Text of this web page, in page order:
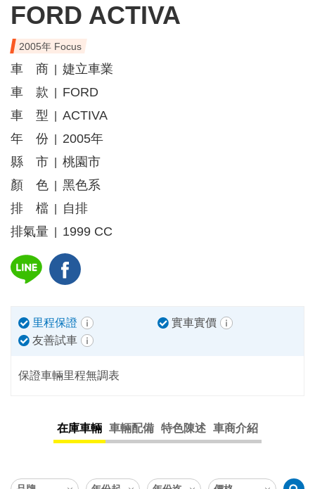
FORD ACTIVA
2005年 Focus
車 商
婕立車業
車 款
FORD
車 型
ACTIVA
年 份
2005年
縣 市
桃園市
顏 色
黑色系
排 檔
自排
排氣量
1999 CC
里程保證
實車實價
友善試車
保證車輛里程無調表
在庫車輛 車輛配備 特色陳述 車商介紹